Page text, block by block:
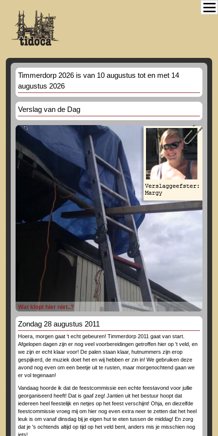
Timmerdorp 2026 is van 10 augustus tot en met 14
augustus 2026
Verslag van de Dag
Wat klopt hier niet..?
Zondag 28 augustus 2011
Hoera, morgen gaat ‘t echt gebeuren! Timmerdorp 2011 gaat van start.
Afgelopen dagen zijn er nog veel voorbereidingen getroffen hier op 't veld, en
we zijn er echt klaar voor! De palen staan klaar, hutnummers zijn erop
gespijkerd, de muziek doet het en wij hebben er zin in! We gebruiken deze
avond nog even om een beetje uit te rusten, maar morgenochtend gaan we
er vol tegenaan!
Vandaag hoorde ik dat de feestcommissie een echte feestavond voor jullie
georganiseerd heeft! Dat is gaaf zeg! Jantien uit het bestuur hoopt dat
iedereen heel feestelijk en netjes op het feest verschijnt! Ohja, en diezelfde
feestcommissie vroeg mij om hier nog even extra neer te zetten dat het heel
leuk is om vanaf dinsdag bij je eigen hut te eten tussen de middag! En zorg
dat je 's ochtends altijd op tijd op het veld bent, anders mis je misschien nog
iets!